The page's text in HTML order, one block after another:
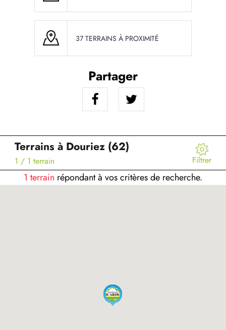
37 TERRAINS À PROXIMITÉ
Partager
Terrains à Douriez (62)
1 / 1 terrain Filtrer
1 terrain répondant à vos critères de recherche.